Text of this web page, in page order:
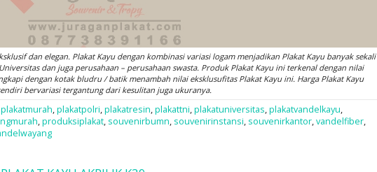
dan elegan. Plakat Kayu dengan kombinasi variasi logam menjadikan Plakat Kayu banyak sekali
dan juga perusahaan – perusahaan swasta. Produk Plakat Kayu ini terkenal dengan nilai
dengan kotak bludru / batik menambah nilai eksklusufitas Plakat Kayu ini. Harga Plakat Kayu
bervariasi tergantung dari kesulitan juga ukuranya.
plakatmurah,plakatpolri,plakatresin,plakattni,plakatuniversitas,plakatvandelkayu,
,produksiplakat, souvenirbumn, souvenirinstansi, souvenirkantor,vandelfiber,